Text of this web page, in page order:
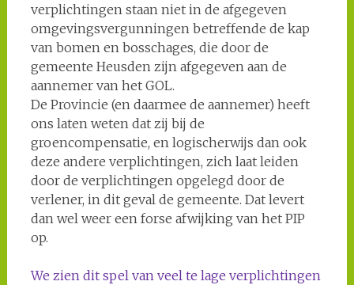
verplichtingen staan niet in de afgegeven
omgevingsvergunningen betreffende de kap
van bomen en bosschages, die door de
gemeente Heusden zijn afgegeven aan de
aannemer van het GOL.
De Provincie (en daarmee de aannemer) heeft
ons laten weten dat zij bij de
groencompensatie, en logischerwijs dan ook
deze andere verplichtingen, zich laat leiden
door de verplichtingen opgelegd door de
verlener, in dit geval de gemeente. Dat levert
dan wel weer een forse afwijking van het PIP
op.
We zien dit spel van veel te lage verplichtingen